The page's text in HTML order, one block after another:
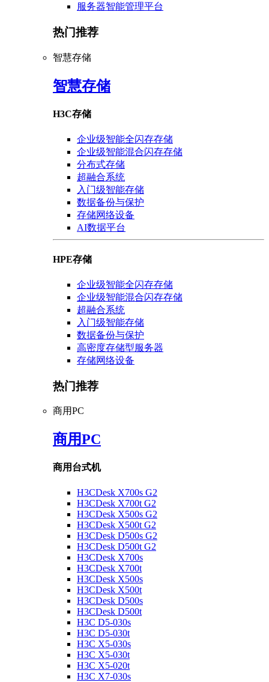
服务器智能管理平台
热门推荐
智慧存储
智慧存储
H3C存储
企业级智能全闪存存储
企业级智能混合闪存存储
分布式存储
超融合系统
入门级智能存储
数据备份与保护
存储网络设备
AI数据平台
HPE存储
企业级智能全闪存存储
企业级智能混合闪存存储
超融合系统
入门级智能存储
数据备份与保护
高密度存储型服务器
存储网络设备
热门推荐
商用PC
商用PC
商用台式机
H3CDesk X700s G2
H3CDesk X700t G2
H3CDesk X500s G2
H3CDesk X500t G2
H3CDesk D500s G2
H3CDesk D500t G2
H3CDesk X700s
H3CDesk X700t
H3CDesk X500s
H3CDesk X500t
H3CDesk D500s
H3CDesk D500t
H3C D5-030s
H3C D5-030t
H3C X5-030s
H3C X5-030t
H3C X5-020t
H3C X7-030s